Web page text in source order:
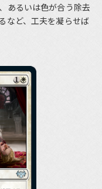
あるいは色が合う除去
など、工夫を凝らせば